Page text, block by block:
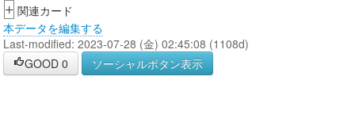
+ 関連カード
本データを編集する
Last-modified: 2023-07-28 (金) 02:45:08 (1108d)
GOOD 0 ソーシャルボタン表示